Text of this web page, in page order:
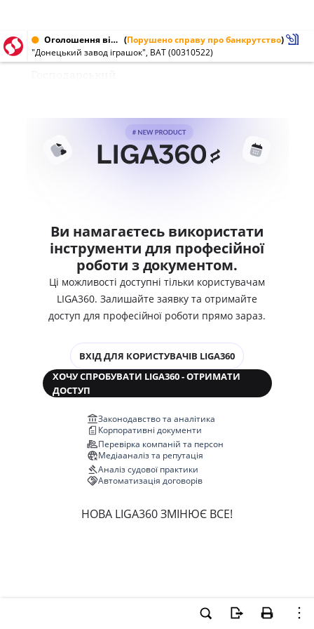
Оголошення від 11.06.2003 № 00310522 (Порушено справу про банкрутство)
"Донецький завод іграшок", ВАТ (00310522)
Ви намагаєтесь використати
інструменти для професійної
роботи з документом.
Ці можливості доступні тільки користувачам
LIGA360. Залишайте заявку та отримайте
доступ для професійної роботи прямо зараз.
ВХІД ДЛЯ КОРИСТУВАЧІВ LIGA360
ХОЧУ СПРОБУВАТИ LIGA360 - ОТРИМАТИ
ДОСТУП
Законодавство та аналітика
Корпоративні документи
Перевірка компаній та персон
Медіааналіз та репутація
Аналіз судової практики
Автоматизація договорів
НОВА LIGA360 ЗМІНЮЄ ВСЕ!